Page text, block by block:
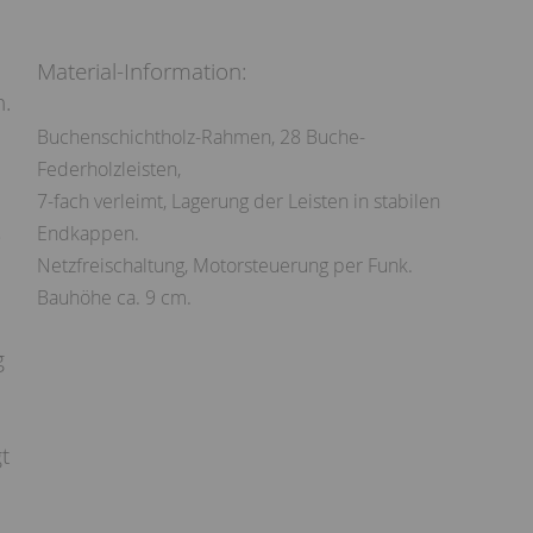
Material-Information:
Buchenschichtholz-Rahmen, 28 Buche-
Federholzleisten,
7-fach verleimt, Lagerung der Leisten in stabilen
Endkappen.
Netzfreischaltung, Motorsteuerung per Funk.
Bauhöhe ca. 9 cm.